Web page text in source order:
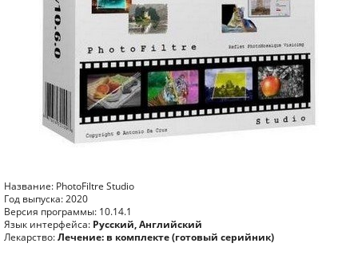
Название: PhotoFiltre Studio
Год выпуска: 2020
Версия программы: 10.14.1
Язык интерфейса: Русский, Английский
Лекарство:Лечение: в комплекте (готовый серийник)